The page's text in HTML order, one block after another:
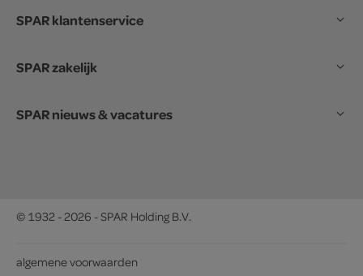
SPAR klantenservice
SPAR zakelijk
SPAR nieuws & vacatures
© 1932 - 2026 - SPAR Holding B.V.
algemene voorwaarden